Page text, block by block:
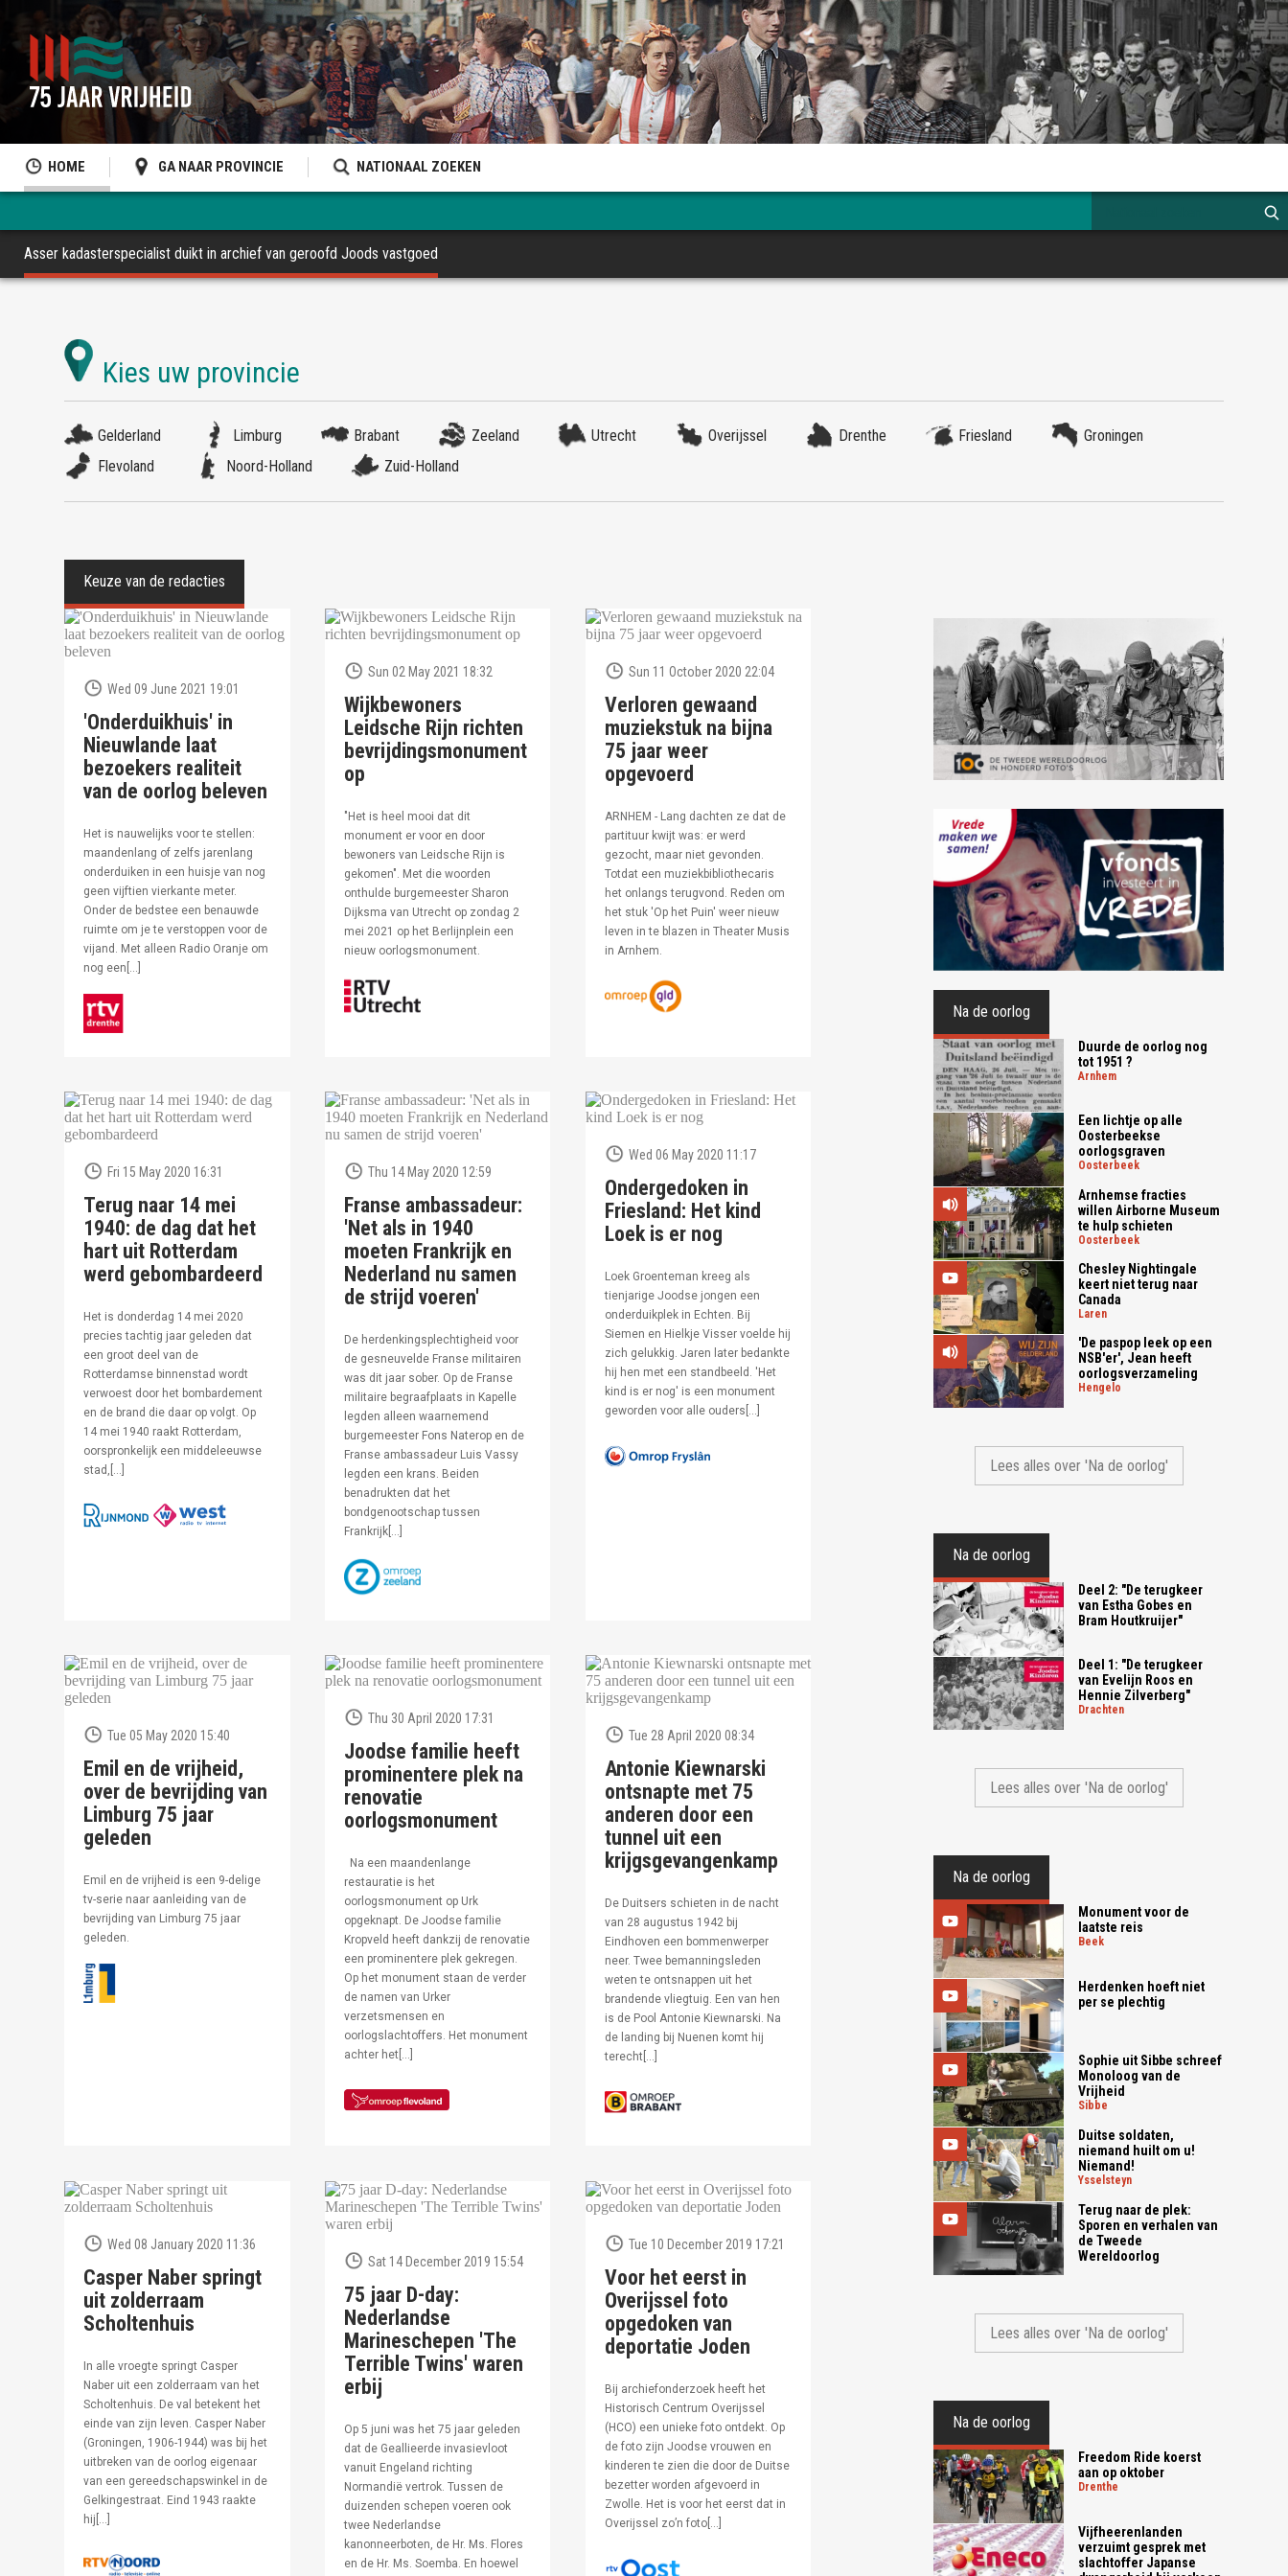
HOME GA NAAR PROVINCIE NATIONAAL ZOEKEN
Asser kadasterspecialist duikt in archief van geroofd Joods vastgoed
Gelderland Limburg Brabant Zeeland Utrecht Overijssel Drenthe Friesland
Groningen
Flevoland
Noord-Holland Zuid-Holland
Wed 09 June 2021 19:01
'Onderduikhuis' in
Nieuwlande laat
bezoekers realiteit
van de oorlog beleven
Het is nauwelijks voor te stellen:
maandenlang of zelfs jarenlang
onderduiken in een huisje van nog
geen vijftien vierkante meter.
Onder de bedstee een benauwde
ruimte om je te verstoppen voor de
vijand. Met alleen Radio Oranje om
nog een[…]
Sun 02 May 2021 18:32
Wijkbewoners
Leidsche Rijn richten
bevrijdingsmonument
op
"Het is heel mooi dat dit
monument er voor en door
bewoners van Leidsche Rijn is
gekomen". Met die woorden
onthulde burgemeester Sharon
Dijksma van Utrecht op zondag 2
mei 2021 op het Berlijnplein een
nieuw oorlogsmonument.
Sun 11 October 2020 22:04
Verloren gewaand
muziekstuk na bijna
75 jaar weer
opgevoerd
ARNHEM - Lang dachten ze dat de
partituur kwijt was: er werd
gezocht, maar niet gevonden.
Totdat een muziekbibliothecaris
het onlangs terugvond. Reden om
het stuk 'Op het Puin' weer nieuw
leven in te blazen in Theater Musis
in Arnhem.
Fri 15 May 2020 16:31
Terug naar 14 mei
1940: de dag dat het
hart uit Rotterdam
werd gebombardeerd
Het is donderdag 14 mei 2020
precies tachtig jaar geleden dat
een groot deel van de
Rotterdamse binnenstad wordt
verwoest door het bombardement
en de brand die daar op volgt. Op
14 mei 1940 raakt Rotterdam,
oorspronkelijk een middeleeuwse
stad,[…]
Thu 14 May 2020 12:59
Franse ambassadeur:
'Net als in 1940
moeten Frankrijk en
Nederland nu samen
de strijd voeren'
De herdenkingsplechtigheid voor
de gesneuvelde Franse militairen
was dit jaar sober. Op de Franse
militaire begraafplaats in Kapelle
legden alleen waarnemend
burgemeester Fons Naterop en de
Franse ambassadeur Luis Vassy
legden een krans. Beiden
benadrukten dat het
bondgenootschap tussen
Frankrijk[…]
Wed 06 May 2020 11:17
Ondergedoken in
Friesland: Het kind
Loek is er nog
Loek Groenteman kreeg als
tienjarige Joodse jongen een
onderduikplek in Echten. Bij
Siemen en Hielkje Visser voelde hij
zich gelukkig. Jaren later bedankte
hij hen met een standbeeld. 'Het
kind is er nog' is een monument
geworden voor alle ouders[…]
Tue 05 May 2020 15:40
Emil en de vrijheid,
over de bevrijding van
Limburg 75 jaar
geleden
Emil en de vrijheid is een 9-delige
tv-serie naar aanleiding van de
bevrijding van Limburg 75 jaar
geleden.
Thu 30 April 2020 17:31
Joodse familie heeft
prominentere plek na
renovatie
oorlogsmonument
Na een maandenlange
restauratie is het
oorlogsmonument op Urk
opgeknapt. De Joodse familie
Kropveld heeft dankzij de renovatie
een prominentere plek gekregen.
Op het monument staan de verder
de namen van Urker
verzetsmensen en
oorlogslachtoffers. Het monument
achter het[…]
Tue 28 April 2020 08:34
Antonie Kiewnarski
ontsnapte met 75
anderen door een
tunnel uit een
krijgsgevangenkamp
De Duitsers schieten in de nacht
van 28 augustus 1942 bij
Eindhoven een bommenwerper
neer. Twee bemanningsleden
weten te ontsnappen uit het
brandende vliegtuig. Een van hen
is de Pool Antonie Kiewnarski. Na
de landing bij Nuenen komt hij
terecht[…]
Wed 08 January 2020 11:36
Casper Naber springt
uit zolderraam
Scholtenhuis
In alle vroegte springt Casper
Naber uit een zolderraam van het
Scholtenhuis. De val betekent het
einde van zijn leven. Casper Naber
(Groningen, 1906-1944) was bij het
uitbreken van de oorlog eigenaar
van een gereedschapswinkel in de
Gelkingestraat. Eind 1943 raakte
hij[…]
Sat 14 December 2019 15:54
75 jaar D-day:
Nederlandse
Marineschepen 'The
Terrible Twins' waren
erbij
Op 5 juni was het 75 jaar geleden
dat de Geallieerde invasievloot
vanuit Engeland richting
Normandië vertrok. Tussen de
duizenden schepen voeren ook
twee Nederlandse
kanonneerboten, de Hr. Ms. Flores
en de Hr. Ms. Soemba. En hoewel
Tue 10 December 2019 17:21
Voor het eerst in
Overijssel foto
opgedoken van
deportatie Joden
Bij archiefonderzoek heeft het
Historisch Centrum Overijssel
(HCO) een unieke foto ontdekt. Op
de foto zijn Joodse vrouwen en
kinderen te zien die door de Duitse
bezetter worden afgevoerd in
Zwolle. Het is voor het eerst dat in
Overijssel zo’n foto[…]
Na de oorlog
Duurde de oorlog nog
tot 1951 ?
arnhem
Een lichtje op alle
Oosterbeekse
oorlogsgraven
oosterbeek
Arnhemse fracties
willen Airborne Museum
te hulp schieten
oosterbeek
Chesley Nightingale
keert niet terug naar
Canada
laren
'De paspop leek op een
NSB'er', Jean heeft
oorlogsverzameling
hengelo
Lees alles over 'Na de oorlog'
Na de oorlog
Deel 2: "De terugkeer
van Estha Gobes en
Bram Houtkruijer"
Deel 1: "De terugkeer
van Evelijn Roos en
Hennie Zilverberg"
drachten
Lees alles over 'Na de oorlog'
Na de oorlog
Monument voor de
laatste reis
beek
Herdenken hoeft niet
per se plechtig
Sophie uit Sibbe schreef
Monoloog van de
Vrijheid
sibbe
Duitse soldaten,
niemand huilt om u!
Niemand!
ysselsteyn
Terug naar de plek:
Sporen en verhalen van
de Tweede
Wereldoorlog
Lees alles over 'Na de oorlog'
Na de oorlog
Freedom Ride koerst
aan op oktober
drenthe
Vijfheerenlanden
verzuimt gesprek met
slachtoffer Japanse